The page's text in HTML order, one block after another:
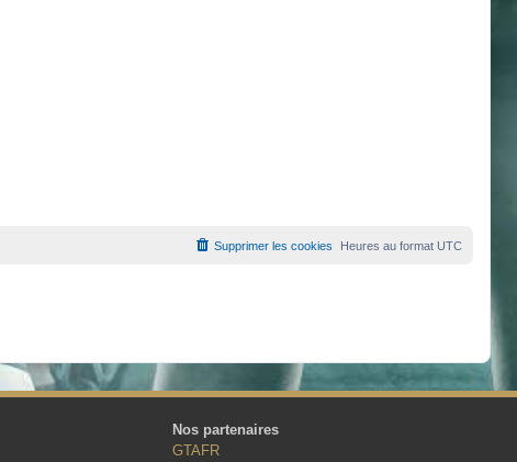
Heures au format UTC
Supprimer les cookies
Nos partenaires
GTAFR